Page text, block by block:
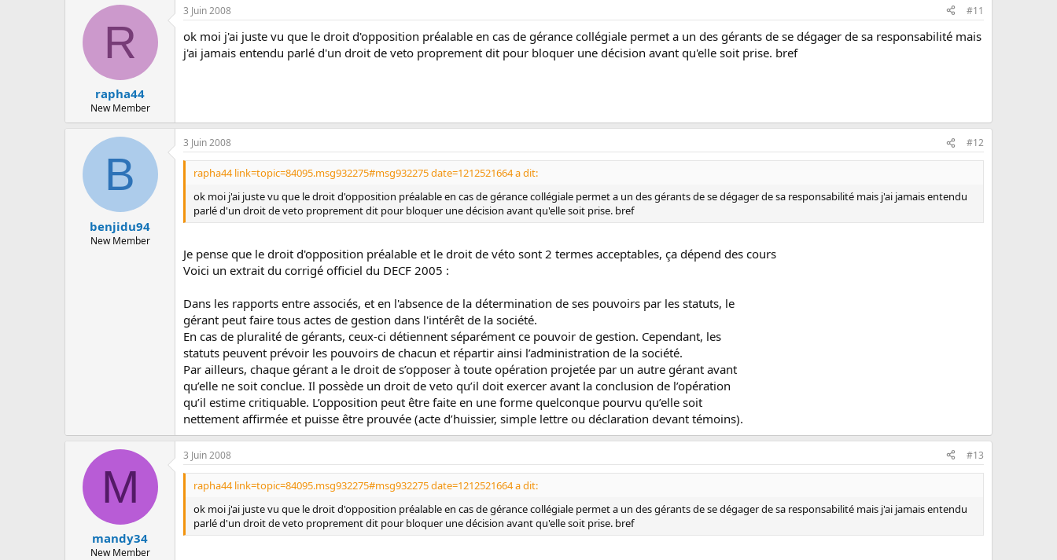
R
rapha44
New Member
3 Juin 2008 #11
ok moi j'ai juste vu que le droit d'opposition préalable en cas de gérance collégiale permet a un des gérants de se dégager de sa responsabilité mais
j'ai jamais entendu parlé d'un droit de veto proprement dit pour bloquer une décision avant qu'elle soit prise. bref
B
benjidu94
New Member
3 Juin 2008 #12
rapha44 link=topic=84095.msg932275#msg932275 date=1212521664 a dit:
ok moi j'ai juste vu que le droit d'opposition préalable en cas de gérance collégiale permet a un des gérants de se dégager de sa responsabilité mais j'ai jamais entendu
parlé d'un droit de veto proprement dit pour bloquer une décision avant qu'elle soit prise. bref
Je pense que le droit d'opposition préalable et le droit de véto sont 2 termes acceptables, ça dépend des cours
Voici un extrait du corrigé officiel du DECF 2005 :
Dans les rapports entre associés, et en l'absence de la détermination de ses pouvoirs par les statuts, le
gérant peut faire tous actes de gestion dans l'intérêt de la société.
En cas de pluralité de gérants, ceux-ci détiennent séparément ce pouvoir de gestion. Cependant, les
statuts peuvent prévoir les pouvoirs de chacun et répartir ainsi l’administration de la société.
Par ailleurs, chaque gérant a le droit de s’opposer à toute opération projetée par un autre gérant avant
qu’elle ne soit conclue. Il possède un droit de veto qu’il doit exercer avant la conclusion de l’opération
qu’il estime critiquable. L’opposition peut être faite en une forme quelconque pourvu qu’elle soit
nettement affirmée et puisse être prouvée (acte d’huissier, simple lettre ou déclaration devant témoins).
M
mandy34
New Member
3 Juin 2008 #13
rapha44 link=topic=84095.msg932275#msg932275 date=1212521664 a dit:
ok moi j'ai juste vu que le droit d'opposition préalable en cas de gérance collégiale permet a un des gérants de se dégager de sa responsabilité mais j'ai jamais entendu
parlé d'un droit de veto proprement dit pour bloquer une décision avant qu'elle soit prise. bref